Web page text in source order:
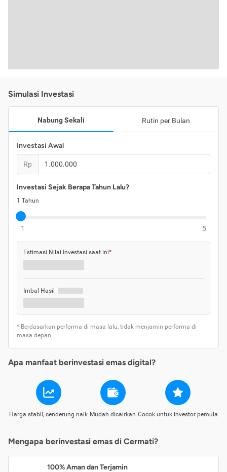
Simulasi Investasi
Nabung Sekali Rutin per Bulan
Investasi Awal
Rp
Investasi Sejak Berapa Tahun Lalu?
1 Tahun
1 5
Estimasi Nilai Investasi saat ini*
Imbal Hasil
* Berdasarkan performa di masa lalu, tidak menjamin performa di
masa depan.
Apa manfaat berinvestasi emas digital?
Harga stabil, cenderung naik Mudah dicairkan Cocok untuk investor pemula
Mengapa berinvestasi emas di Cermati?
100% Aman dan Terjamin